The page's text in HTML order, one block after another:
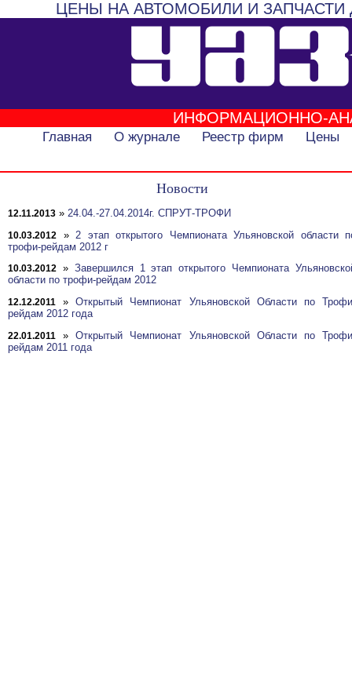
ЦЕНЫ НА АВТОМОБИЛИ И
ИНФОРМАЦИОННО-
Главная О журнале Реестр фирм Цены
Новости
12.11.2013 » 24.04.-27.04.2014г. СПРУТ-ТРОФИ
10.03.2012 » 2 этап открытого Чемпионата Ульяновской области
трофи-рейдам 2012 г
10.03.2012 » Завершился 1 этап открытого Чемпионата
области по трофи-рейдам 2012
12.12.2011 »Открытый Чемпионат Ульяновской Области по
рейдам 2012 года
22.01.2011 »Открытый Чемпионат Ульяновской Области по
рейдам 2011 года